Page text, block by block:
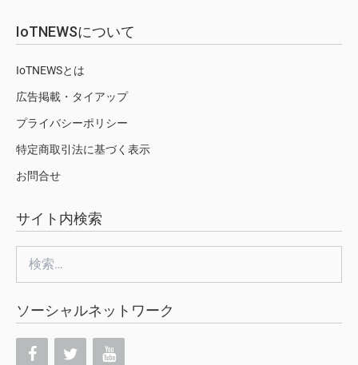
IoTNEWSについて
IoTNEWSとは
広告掲載・タイアップ
プライバシーポリシー
特定商取引法に基づく表示
お問合せ
サイト内検索
索:
ソーシャルネットワーク